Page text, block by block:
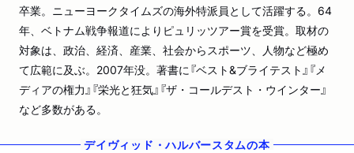
卒業。ニューヨークタイムズの海外特派員として活躍する。64
年、ベトナム戦争報道によりピュリッツアー賞を受賞。取材の
対象は、政治、経済、産業、社会からスポーツ、人物など極め
て広範に及ぶ。2007年没。著書に『ベスト&ブライテスト』『メ
ディアの権力』『栄光と狂気』『ザ・コールデスト・ウインター』
など多数がある。
デイヴィッド・ハルバースタムの本